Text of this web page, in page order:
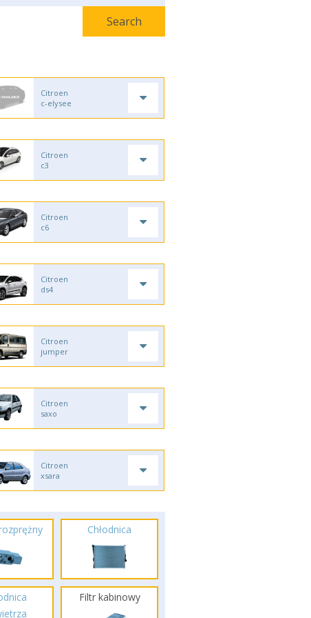
Citroen
c-elysee
Citroen
c3
Citroen
c6
Citroen
ds4
Citroen
jumper
Citroen
saxo
Citroen
xsara
Chłodnica
Filtr kabinowy